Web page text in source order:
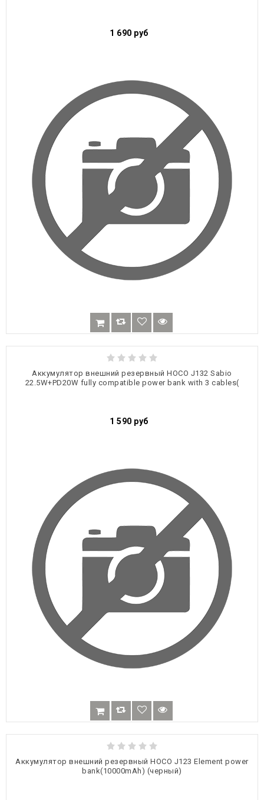
1 690 руб
Аккумулятор внешний резервный HOCO J132 Sabio
22.5W+PD20W fully compatible power bank with 3 cables(
1 590 руб
Аккумулятор внешний резервный HOCO J123 Element power
bank(10000mAh) (черный)